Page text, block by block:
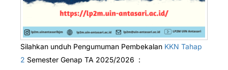
Silahkan unduh Pengumuman Pembekalan KKN Tahap
2 Semester Genap TA 2025/2026 :